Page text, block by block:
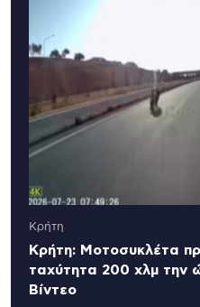
Κρήτη
Κρήτη: Μοτοσυκλέτα
ταχύτητα 200 χλμ την
Βίντεο